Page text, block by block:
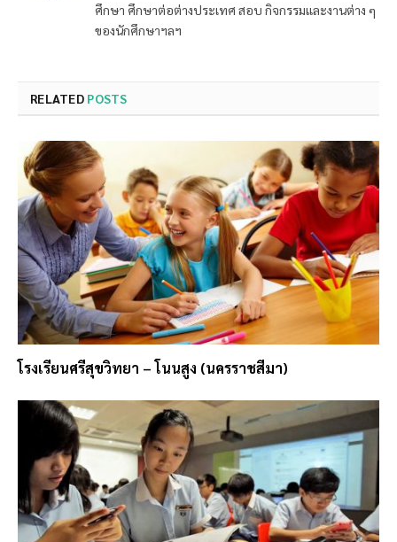
ศึกษา ศึกษาต่อต่างประเทศ สอบ กิจกรรมและงานต่าง ๆ
ของนักศึกษาฯลฯ
RELATED POSTS
โรงเรียนศรีสุขวิทยา – โนนสูง (นครราชสีมา)